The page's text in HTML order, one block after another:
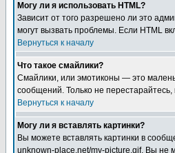
Могу ли я использовать HTML?
Зависит от того разрешено ли это
могут вызвать проблемы. Если HTML
Вернуться к началу
Что такое смайлики?
Смайлики, или эмотиконы — это
сообщений. Только не
Вернуться к началу
Могу ли я вставлять картинки?
Вы можете вставлять картинки в
unknown-place.net/my-picture.gif. Вы не